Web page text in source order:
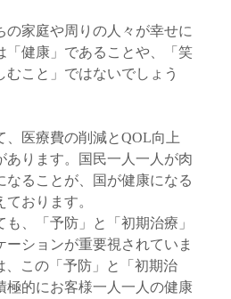
の家庭や周りの人々が幸せに
「健康」であることや、「笑
むこと」ではないでしょう
、医療費の削減とQOL向上
あります。国民一人一人が肉
なることが、国が健康になる
おります。
、「予防」と「初期治療」
ーションが重要視されていま
この「予防」と「初期治
極的にお客様一人一人の健康